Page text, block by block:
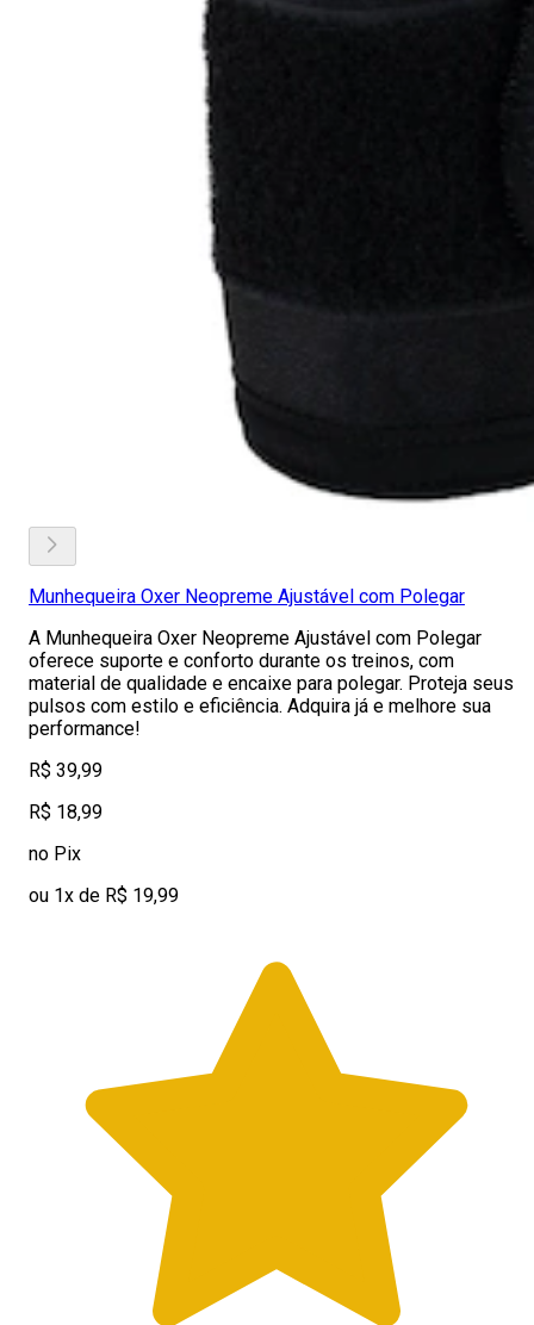
Munhequeira Oxer Neopreme Ajustável com Polegar
A Munhequeira Oxer Neopreme Ajustável com Polegar
oferece suporte e conforto durante os treinos, com
material de qualidade e encaixe para polegar. Proteja seus
pulsos com estilo e eficiência. Adquira já e melhore sua
performance!
R$ 39,99
R$ 18,99
no Pix
ou 1x de R$ 19,99